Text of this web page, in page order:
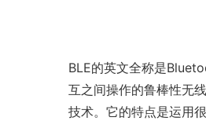
BLE的英文全称是
互之间操作的鲁棒性无
技术。它的特点是运用